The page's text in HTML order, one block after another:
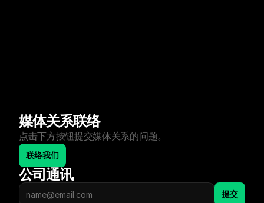
媒体关系联络
点击下方按钮提交媒体关系的问题。
联络我们
公司通讯
提交